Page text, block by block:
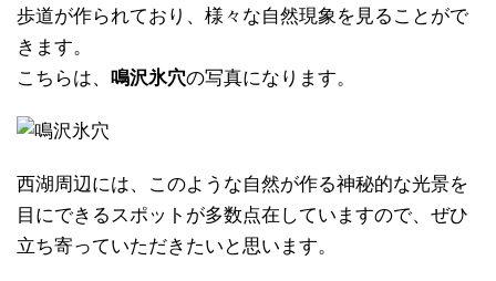
歩道が作られており、様々な自然現象を見ることがで
きます。
こちらは、 鳴沢氷穴の写真になります。
西湖周辺には、このような自然が作る神秘的な光景を
目にできるスポットが多数点在していますので、ぜひ
立ち寄っていただきたいと思います。